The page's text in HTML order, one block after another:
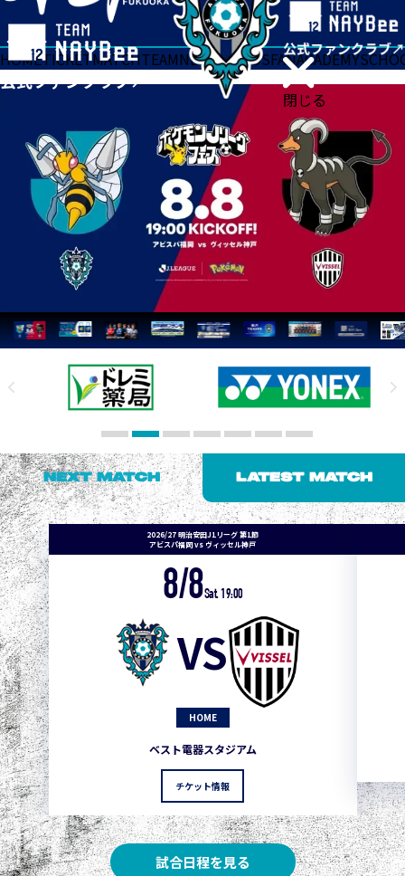
閉じる
HOMETICKETMATCHTEAMNEWSGOODSFANACADEMY
NEXT MATCH LATEST MATCH
2026/27 明治安田J1リーグ 第1節
アビスパ福岡 vs ヴィッセル神戸
8/8Sat. 19:00
VS
HOME
ベスト電器スタジアム
チケット情報
試合日程を見る